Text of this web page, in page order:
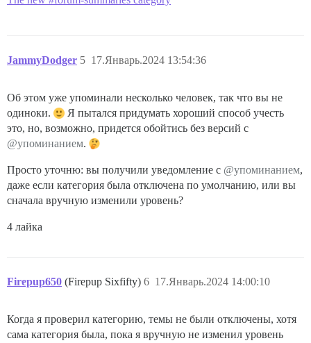
JammyDodger 17.Январь.2024 13:54:36
5
Об этом уже упоминали несколько человек, так что вы не
одиноки.
Я пытался придумать хороший способ учесть
это, но, возможно, придется обойтись без версий с
@упоминанием.
Просто уточню: вы получили уведомление с @упоминанием,
даже если категория была отключена по умолчанию, или вы
сначала вручную изменили уровень?
4 лайка
Firepup650 (Firepup Sixfifty) 17.Январь.2024 14:00:10
6
Когда я проверил категорию, темы не были отключены, хотя
сама категория была, пока я вручную не изменил уровень